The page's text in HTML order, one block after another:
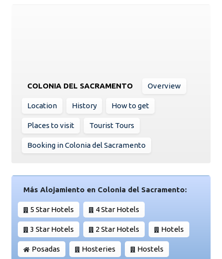
COLONIA DEL SACRAMENTO Overview
Location History How to get
Places to visit Tourist Tours
Booking in Colonia del Sacramento
Más Alojamiento en Colonia del Sacramento:
5 Star Hotels 4 Star Hotels
3 Star Hotels 2 Star Hotels Hotels
Posadas Hosteries Hostels